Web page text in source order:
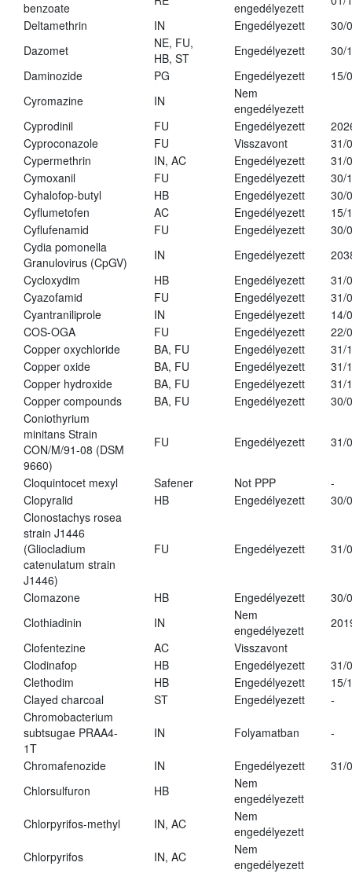
benzoate
engedélyezett
Deltamethrin
IN Engedélyezett
30/
Dazomet
NE, FU,
HB, ST
Engedélyezett
30/
Daminozide
PG Engedélyezett
15/
Cyromazine
IN
Nem
engedélyezett
Cyprodinil
FU Engedélyezett
Cyproconazole
FU Visszavont
31/
Cypermethrin
IN, AC Engedélyezett
31/
Cymoxanil
FU Engedélyezett
30/
Cyhalofop-butyl
HB Engedélyezett
30/
Cyflumetofen
AC Engedélyezett
15/
Cyflufenamid
FU Engedélyezett
30/
Cydia pomonella
Granulovirus (CpGV)
IN Engedélyezett
Cycloxydim
HB Engedélyezett
31/
Cyazofamid
FU Engedélyezett
31/
Cyantraniliprole
IN Engedélyezett
14/
COS-OGA
FU Engedélyezett
22/
Copper oxychloride
BA, FU Engedélyezett
31/
Copper oxide
BA, FU Engedélyezett
31/
Copper hydroxide
BA, FU Engedélyezett
31/
Copper compounds
BA, FU Engedélyezett
30/
Coniothyrium
minitans Strain
CON/M/91-08 (DSM
9660)
FU Engedélyezett 31/
Cloquintocet mexyl Safener Not PPP
-
Clopyralid
HB Engedélyezett
30/
Clonostachys rosea
strain J1446
(Gliocladium
catenulatum strain
J1446)
FU Engedélyezett 31/
Clomazone HB Engedélyezett
30/
Clothiadinin
IN
Nem
engedélyezett
Clofentezine
AC
Visszavont
Clodinafop
HB Engedélyezett
31/
Clethodim
HB Engedélyezett
15/
Clayed charcoal
ST Engedélyezett
-
Chromobacterium
subtsugae PRAA4-
1T
IN Folyamatban -
Chromafenozide IN Engedélyezett
31/
Chlorsulfuron
HB
Nem
engedélyezett
Chlorpyrifos-methyl
IN, AC
Nem
engedélyezett
Chlorpyrifos
IN, AC
Nem
engedélyezett